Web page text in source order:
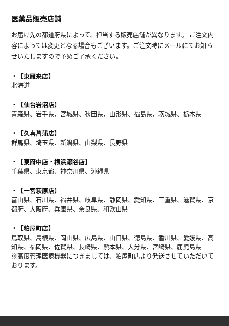
医薬品販売店舗
お届け先の都道府県によって、担当する販売店舗が異なります。 ご注文内
容によっては変更となる場合もございます。ご注文時にメールにてお知ら
せいたしますので予めご了承ください。
【東雁来店】
北海道
【仙台岩沼店】
青森県、岩手県、宮城県、秋田県、山形県、福島県、茨城県、栃木県
【久喜菖蒲店】
群馬県、埼玉県、新潟県、山梨県、長野県
【東府中店・横浜瀬谷店】
千葉県、東京都、神奈川県、沖縄県
【一宮萩原店】
富山県、石川県、福井県、岐阜県、静岡県、愛知県、三重県、滋賀県、京
都府、大阪府、兵庫県、奈良県、和歌山県
【粕屋町店】
鳥取県、島根県、岡山県、広島県、山口県、徳島県、香川県、愛媛県、高
知県、福岡県、佐賀県、長崎県、熊本県、大分県、宮崎県、鹿児島県
※高度管理医療機器につきましては、粕屋町店より発送させていただいて
おります。